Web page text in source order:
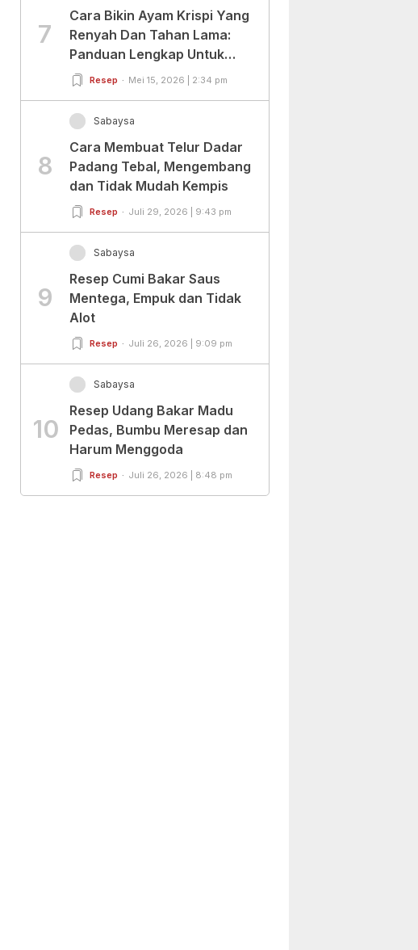
7
Cara Bikin Ayam Krispi Yang
Renyah Dan Tahan Lama:
Panduan Lengkap Untuk
Pemula Dan Profesional
Resep Mei 15, 2026 | 2:34 pm
8
Sabaysa
Cara Membuat Telur Dadar
Padang Tebal, Mengembang
dan Tidak Mudah Kempis
Resep Juli 29, 2026 | 9:43 pm
9
Sabaysa
Resep Cumi Bakar Saus
Mentega, Empuk dan Tidak
Alot
Resep Juli 26, 2026 | 9:09 pm
10
Sabaysa
Resep Udang Bakar Madu
Pedas, Bumbu Meresap dan
Harum Menggoda
Resep Juli 26, 2026 | 8:48 pm